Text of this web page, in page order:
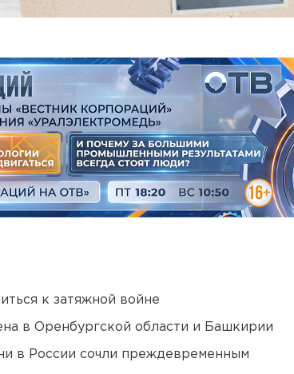
к затяжной войне
в Оренбургской области и Башкирии
в России сочли преждевременным